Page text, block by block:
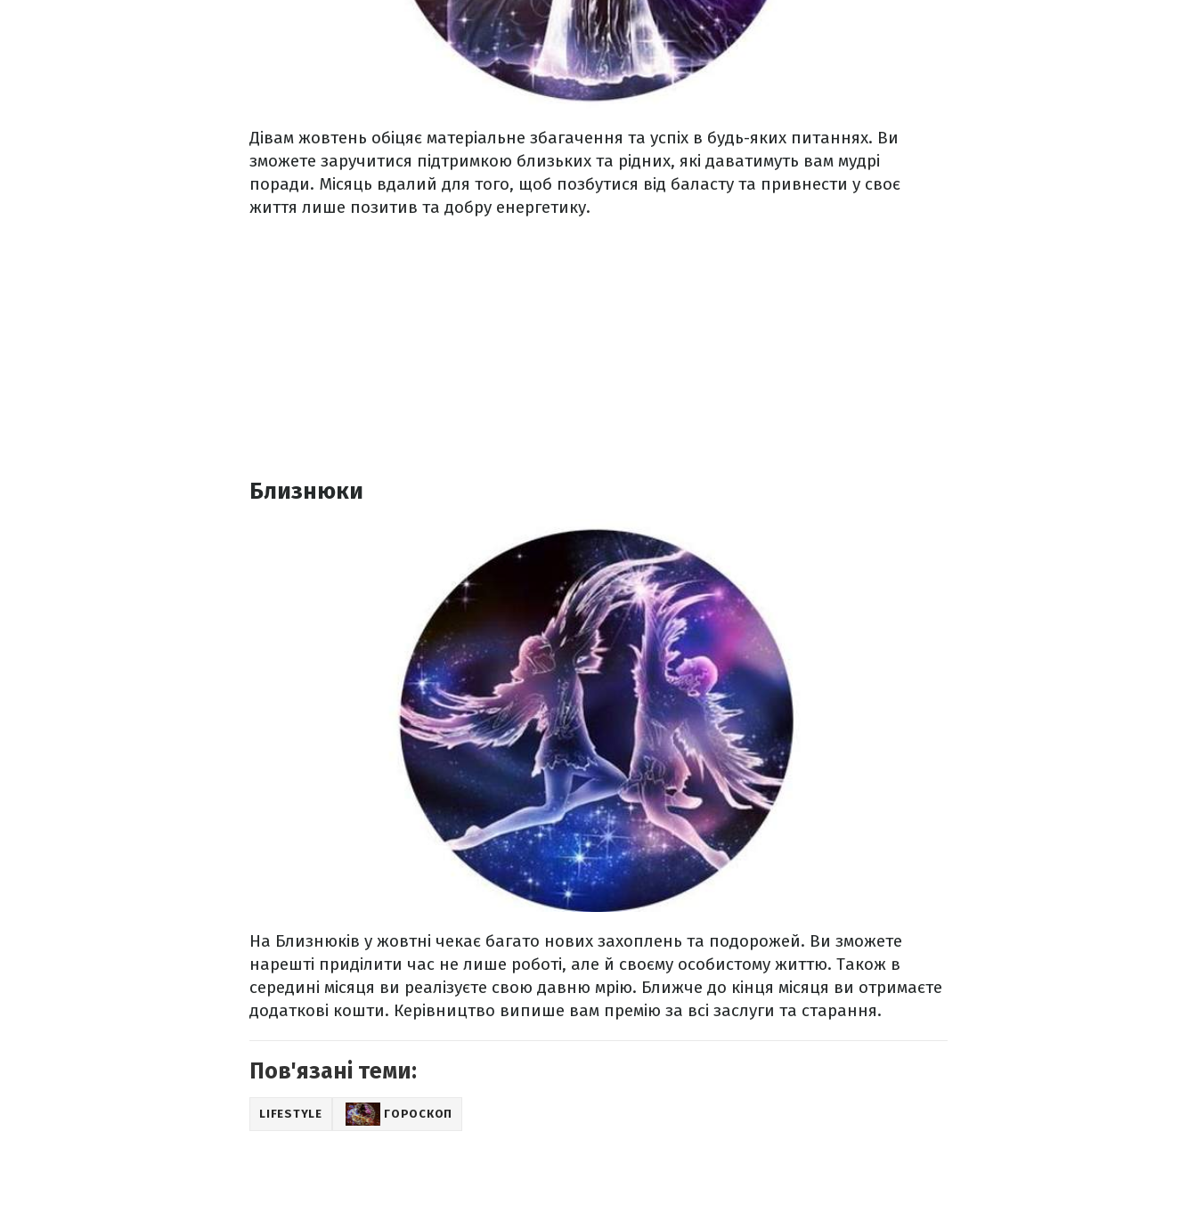
Дівам жовтень обіцяє матеріальне збагачення та успіх в будь-яких питаннях. Ви
зможете заручитися підтримкою близьких та рідних, які даватимуть вам мудрі
поради. Місяць вдалий для того, щоб позбутися від баласту та привнести у своє
життя лише позитив та добру енергетику.
Близнюки
На Близнюків у жовтні чекає багато нових захоплень та подорожей. Ви зможете
нарешті приділити час не лише роботі, але й своєму особистому життю. Також в
середині місяця ви реалізуєте свою давню мрію. Ближче до кінця місяця ви отримаєте
додаткові кошти. Керівництво випише вам премію за всі заслуги та старання.
Пов'язані теми:
LIFESTYLE ГОРОСКОП